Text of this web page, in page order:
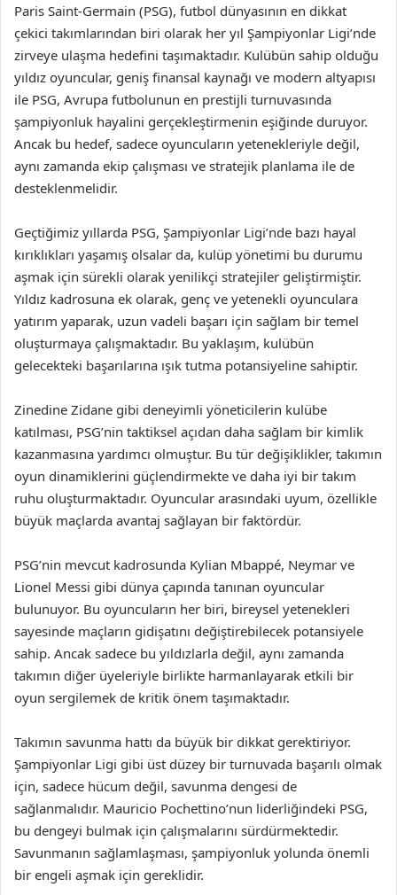
Paris Saint-Germain (PSG), futbol dünyasının en dikkat
çekici takımlarından biri olarak her yıl Şampiyonlar Ligi’nde
zirveye ulaşma hedefini taşımaktadır. Kulübün sahip olduğu
yıldız oyuncular, geniş finansal kaynağı ve modern altyapısı
ile PSG, Avrupa futbolunun en prestijli turnuvasında
şampiyonluk hayalini gerçekleştirmenin eşiğinde duruyor.
Ancak bu hedef, sadece oyuncuların yetenekleriyle değil,
aynı zamanda ekip çalışması ve stratejik planlama ile de
desteklenmelidir.
Geçtiğimiz yıllarda PSG, Şampiyonlar Ligi’nde bazı hayal
kırıklıkları yaşamış olsalar da, kulüp yönetimi bu durumu
aşmak için sürekli olarak yenilikçi stratejiler geliştirmiştir.
Yıldız kadrosuna ek olarak, genç ve yetenekli oyunculara
yatırım yaparak, uzun vadeli başarı için sağlam bir temel
oluşturmaya çalışmaktadır. Bu yaklaşım, kulübün
gelecekteki başarılarına ışık tutma potansiyeline sahiptir.
Zinedine Zidane gibi deneyimli yöneticilerin kulübe
katılması, PSG’nin taktiksel açıdan daha sağlam bir kimlik
kazanmasına yardımcı olmuştur. Bu tür değişiklikler, takımın
oyun dinamiklerini güçlendirmekte ve daha iyi bir takım
ruhu oluşturmaktadır. Oyuncular arasındaki uyum, özellikle
büyük maçlarda avantaj sağlayan bir faktördür.
PSG’nin mevcut kadrosunda Kylian Mbappé, Neymar ve
Lionel Messi gibi dünya çapında tanınan oyuncular
bulunuyor. Bu oyuncuların her biri, bireysel yetenekleri
sayesinde maçların gidişatını değiştirebilecek potansiyele
sahip. Ancak sadece bu yıldızlarla değil, aynı zamanda
takımın diğer üyeleriyle birlikte harmanlayarak etkili bir
oyun sergilemek de kritik önem taşımaktadır.
Takımın savunma hattı da büyük bir dikkat gerektiriyor.
Şampiyonlar Ligi gibi üst düzey bir turnuvada başarılı olmak
için, sadece hücum değil, savunma dengesi de
sağlanmalıdır. Mauricio Pochettino’nun liderliğindeki PSG,
bu dengeyi bulmak için çalışmalarını sürdürmektedir.
Savunmanın sağlamlaşması, şampiyonluk yolunda önemli
bir engeli aşmak için gereklidir.